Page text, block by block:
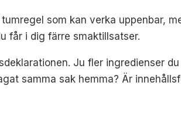
tumregel som kan verka uppenbar,
får i dig färre smaktillsatser.
Ju fler ingredienser
samma sak hemma? Är